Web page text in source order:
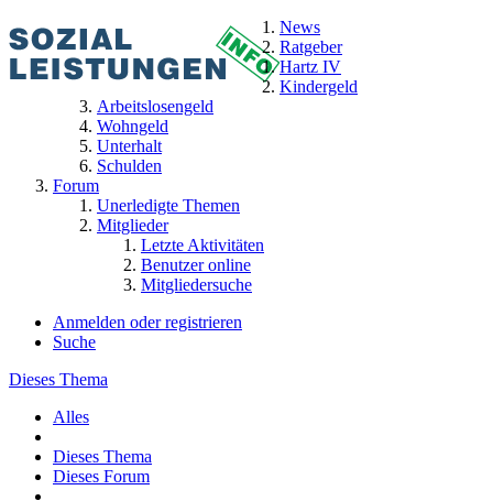
News
Ratgeber
Hartz IV
Kindergeld
Arbeitslosengeld
Wohngeld
Unterhalt
Schulden
Forum
Unerledigte Themen
Mitglieder
Letzte Aktivitäten
Benutzer online
Mitgliedersuche
Anmelden oder registrieren
Suche
Dieses Thema
Alles
Dieses Thema
Dieses Forum